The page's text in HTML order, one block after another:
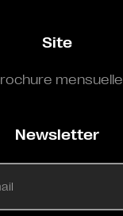
Site
mensuelle
Newsletter